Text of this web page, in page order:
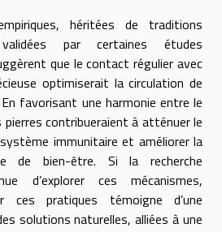
héritées de traditions
par certaines études
que le contact régulier avec
optimiserait la circulation de
En favorisant une harmonie entre le
pierres contribueraient à atténuer le
immunitaire et améliorer la
de bien-être. Si la recherche
d’explorer ces mécanismes,
ces pratiques témoigne d’une
solutions naturelles, alliées à une